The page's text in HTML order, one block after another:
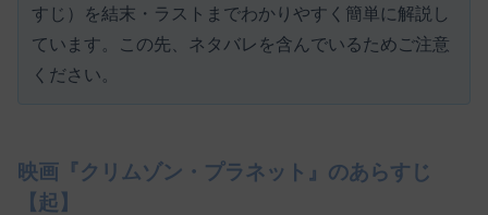
すじ）を結末・ラストまでわかりやすく簡単に解説し
ています。この先、ネタバレを含んでいるためご注意
ください。
映画『クリムゾン・プラネット』のあらすじ
【起】